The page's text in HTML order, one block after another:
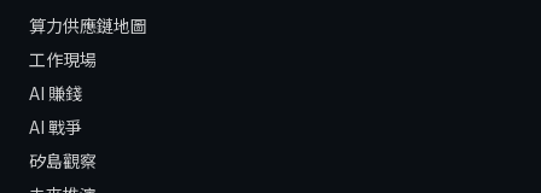
算力供應鏈地圖
工作現場
AI 賺錢
AI 戰爭
矽島觀察